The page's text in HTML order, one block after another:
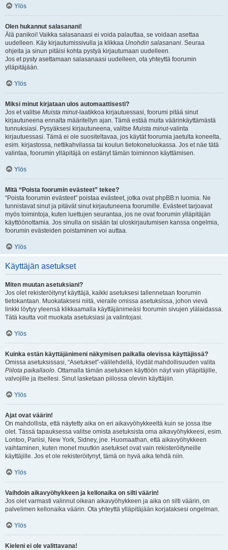
Ylös
Olen hukannut salasanani!
Älä panikoi! Vaikka salasanaasi ei voida palauttaa, se voidaan asettaa
uudelleen. Käy kirjautumissivulla ja klikkaa Unohdin salasanani. Seuraa
ohjeita ja sinun pitäisi kohta pystyä kirjautumaan uudelleen.
Jos et pysty asettamaan salasanaasi uudelleen, ota yhteyttä foorumin
ylläpitäjään.
Ylös
Miksi minut kirjataan ulos automaattisesti?
Jos et valitse Muista minut-laatikkoa kirjautuessasi, foorumi pitää sinut
kirjautuneena ennalta määritellyn ajan. Tämä estää muita väärinkäyttämästä
tunnuksiasi. Pysyäksesi kirjautuneena, valitse Muista minut-valinta
kirjautuessasi. Tämä ei ole suositeltavaa, jos käytät foorumia jaetulta koneelta,
esim. kirjastossa, nettikahvilassa tai koulun tietokoneluokassa. Jos et näe tätä
valintaa, foorumin ylläpitäjä on estänyt tämän toiminnon käyttämisen.
Ylös
Mitä “Poista foorumin evästeet” tekee?
“Poista foorumin evästeet” poistaa evästeet, jotka ovat phpBB:n luomia. Ne
tunnistavat sinut ja pitävät sinut kirjautuneena foorumille. Evästeet tarjoavat
myös toimintoja, kuten luettujen seurantaa, jos ne ovat foorumin ylläpitäjän
käyttöönottamia. Jos sinulla on sisään tai uloskirjautumisen kanssa ongelmia,
foorumin evästeiden poistaminen voi auttaa.
Ylös
Käyttäjän asetukset
Miten muutan asetuksiani?
Jos olet rekisteröitynyt käyttäjä, kaikki asetuksesi tallennetaan foorumin
tietokantaan. Muokataksesi niitä, vieraile omissa asetuksissa, johon vievä
linkki löytyy yleensä klikkaamalla käyttäjänimeäsi foorumin sivujen ylälaidassa.
Tätä kautta voit muokata asetuksiasi ja valintojasi.
Ylös
Kuinka estän käyttäjänimeni näkymisen paikalla olevissa käyttäjissä?
Omissa asetuksissasi, “Asetukset”-välilehdellä, löydät mahdollisuuden valita
Piilota paikallaolo. Ottamalla tämän asetuksen käyttöön näyt vain ylläpitäjille,
valvojille ja itsellesi. Sinut lasketaan piilossa oleviin käyttäjiin.
Ylös
Ajat ovat väärin!
On mahdollista, että näytetty aika on eri aikavyöhykkeeltä kuin se jossa itse
olet. Tässä tapauksessa valitse omista asetuksista oma aikavyöhykkeesi, esim.
Lontoo, Pariisi, New York, Sidney, jne. Huomaathan, että aikavyöhykkeen
vaihtaminen, kuten monet muutkin asetukset ovat vain rekisteröityneille
käyttäjille. Jos et ole rekisteröitynyt, tämä on hyvä aika tehdä niin.
Ylös
Vaihdoin aikavyöhykkeen ja kellonaika on silti väärin!
Jos olet varmasti valinnut oikean aikavyöhykkeen ja aika on silti väärin, on
palvelimen kellonaika väärin. Ota yhteyttä ylläpitäjään korjataksesi ongelman.
Ylös
Kieleni ei ole valittavana!